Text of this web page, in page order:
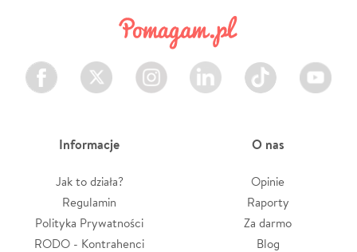
Facebook Twitter Instagram LinkedIn TikTok Youtube
Informacje
Jak to działa?
Regulamin
Polityka Prywatności
RODO - Kontrahenci
O nas
Opinie
Raporty
Za darmo
Blog